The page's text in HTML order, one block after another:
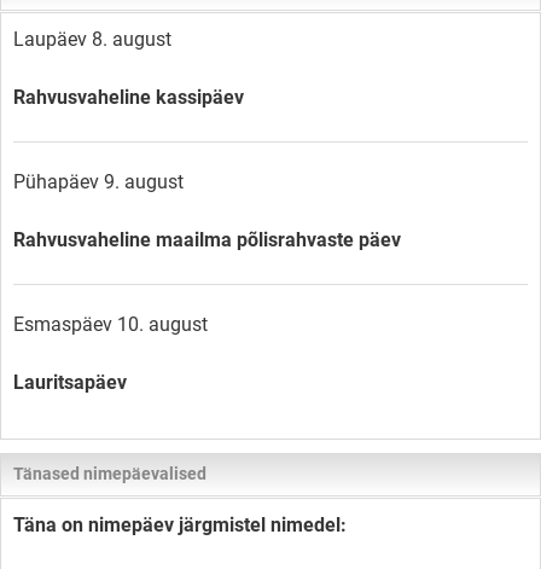
Laupäev 8. august
Rahvusvaheline kassipäev
Pühapäev 9. august
Rahvusvaheline maailma põlisrahvaste päev
Esmaspäev 10. august
Lauritsapäev
Tänased nimepäevalised
Täna on nimepäev järgmistel nimedel: